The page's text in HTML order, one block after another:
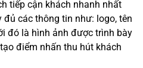
tiếp cận khách nhanh nhất
đủ các thông tin như: logo, tên
đó là hình ảnh được trình bày
điểm nhấn thu hút khách